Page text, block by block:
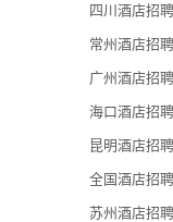
四川酒店招聘
常州酒店招聘
广州酒店招聘
海口酒店招聘
昆明酒店招聘
全国酒店招聘
苏州酒店招聘